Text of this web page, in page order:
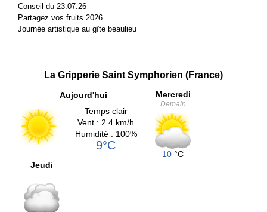
Conseil du 23.07.26
Partagez vos fruits 2026
Journée artistique au gîte beaulieu
La Gripperie Saint Symphorien (France)
Aujourd'hui
Temps clair
Vent : 2.4 km/h
Humidité : 100%
9°C
Mercredi
Demain
10 °C
Jeudi